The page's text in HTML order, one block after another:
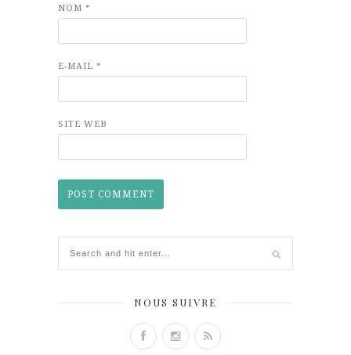
NOM *
E-MAIL *
SITE WEB
NOUS SUIVRE